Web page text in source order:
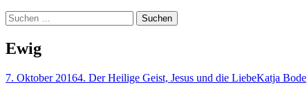
Suchen
nach:
Ewig
7. Oktober 20164. Der Heilige Geist, Jesus und die LiebeKatja Bode